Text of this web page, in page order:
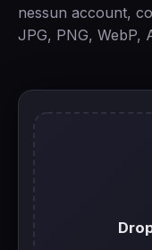
🇷🇺
nessun account,
JPG, PNG, WebP,